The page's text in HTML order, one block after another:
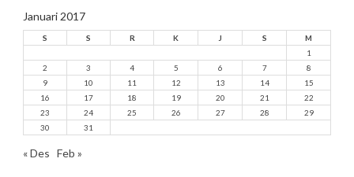
Januari 2017
S S R K J S
M
1
2
3 4 5 6 7
8
9
10 11 12 13 14
15
16
17 18 19 20 21
22
23
24 25 26 27 28
29
30
31
« Des Feb »